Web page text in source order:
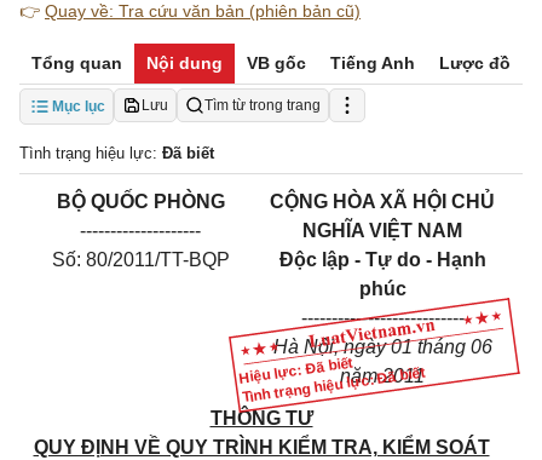
👉 Quay về: Tra cứu văn bản (phiên bản cũ)
Tổng quan Nội dung VB gốc Tiếng Anh Lược đồ
Mục lục Lưu Tìm từ trong trang
Tình trạng hiệu lực: Đã biết
Hiệu lực: Đã biết
Tình trạng hiệu lực: Đã biết
BỘ QUỐC PHÒNG
--------------------
Số: 80/2011/TT-BQP
CỘNG HÒA XÃ HỘI CHỦ
NGHĨA VIỆT NAM
Độc lập - Tự do - Hạnh
phúc
---------------------------
Hà Nội, ngày 01 tháng 06
năm 2011
THÔNG TƯ
QUY ĐỊNH VỀ QUY TRÌNH KIỂM TRA, KIỂM SOÁT